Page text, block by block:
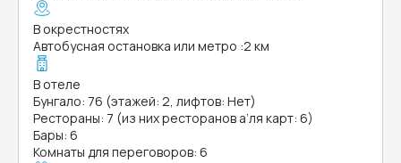
В окрестностях
Автобусная остановка или метро :2 км
В отеле
Бунгало: 76 (этажей: 2, лифтов: Нет)
Рестораны: 7 (из них ресторанов а’ля карт: 6)
Бары: 6
Комнаты для переговоров: 6